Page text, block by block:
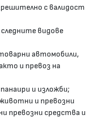
с валидост
видове
автомобили,
и превоз на
и изложби;
и превозни
превозни средства и